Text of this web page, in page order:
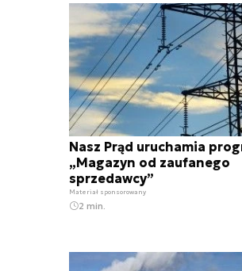
Nasz Prąd uruchamia
„Magazyn od zaufanego
sprzedawcy”
Materiał sponsorowany
2 min.